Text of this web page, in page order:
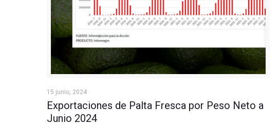
Exportaciones de Palta Fresca por Peso Neto a Junio 2024
15 junio, 2024
Exportaciones de Palta Fresca por Peso Neto a
Junio 2024